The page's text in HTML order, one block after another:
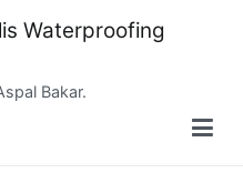
Waterproofing
Bakar.